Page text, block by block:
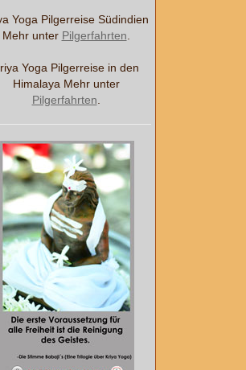
Yoga Pilgerreise Südindien
Mehr unter Pilgerfahrten
Yoga Pilgerreise in den
Himalaya Mehr unter
Pilgerfahrten